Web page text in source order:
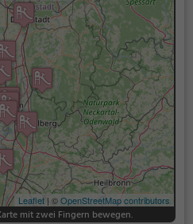
Leaflet | ©OpenStreetMap contributors
mit zwei Fingern bewegen.